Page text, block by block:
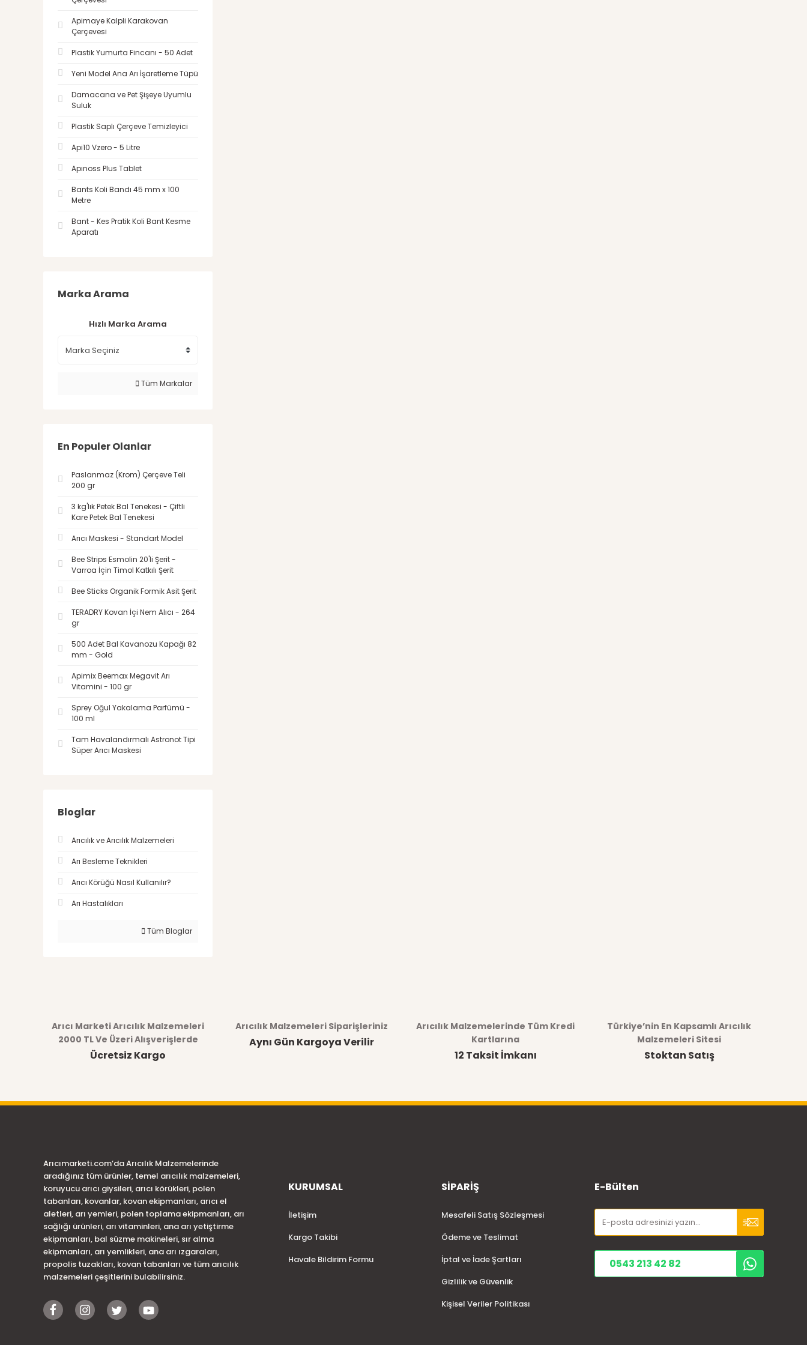
Apimaye Kalpli Karakovan
Çerçevesi
Plastik Yumurta Fincanı - 50 Adet
Yeni Model Ana Arı İşaretleme Tüpü
Damacana ve Pet Şişeye Uyumlu
Suluk
Plastik Saplı Çerçeve Temizleyici
Api10 Vzero - 5 Litre
Apınoss Plus Tablet
Bants Koli Bandı 45 mm x 100
Metre
Bant - Kes Pratik Koli Bant Kesme
Aparatı
Marka Arama
Hızlı Marka Arama
Tüm Markalar
En Populer Olanlar
Paslanmaz (Krom) Çerçeve Teli
200 gr
3 kg'lık Petek Bal Tenekesi - Çiftli
Kare Petek Bal Tenekesi
Arıcı Maskesi - Standart Model
Bee Strips Esmolin 20'li Şerit -
Varroa İçin Timol Katkılı Şerit
Bee Sticks Organik Formik Asit Şerit
TERADRY Kovan İçi Nem Alıcı - 264
gr
500 Adet Bal Kavanozu Kapağı 82
mm - Gold
Apimix Beemax Megavit Arı
Vitamini - 100 gr
Sprey Oğul Yakalama Parfümü -
100 ml
Tam Havalandırmalı Astronot Tipi
Süper Arıcı Maskesi
Bloglar
Arıcılık ve Arıcılık Malzemeleri
Arı Besleme Teknikleri
Arıcı Körüğü Nasıl Kullanılır?
Arı Hastalıkları
Tüm Bloglar
Arıcı Marketi Arıcılık Malzemeleri
2000 TL Ve Üzeri Alışverişlerde
Ücretsiz Kargo
Arıcılık Malzemeleri Siparişleriniz
Aynı Gün Kargoya Verilir
Arıcılık Malzemelerinde Tüm Kredi
Kartlarına
12 Taksit İmkanı
Türkiye’nin En Kapsamlı Arıcılık
Malzemeleri Sitesi
Stoktan Satış
Arıcımarketi.com’da Arıcılık Malzemelerinde
aradığınız tüm ürünler, temel arıcılık malzemeleri,
koruyucu arıcı giysileri, arıcı körükleri, polen
tabanları, kovanlar, kovan ekipmanları, arıcı el
aletleri, arı yemleri, polen toplama ekipmanları, arı
sağlığı ürünleri, arı vitaminleri, ana arı yetiştirme
ekipmanları, bal süzme makineleri, sır alma
ekipmanları, arı yemlikleri, ana arı ızgaraları,
propolis tuzakları, kovan tabanları ve tüm arıcılık
malzemeleri çeşitlerini bulabilirsiniz.
KURUMSAL
İletişim
Kargo Takibi
Havale Bildirim Formu
SİPARİŞ
Mesafeli Satış Sözleşmesi
Ödeme ve Teslimat
İptal ve İade Şartları
Gizlilik ve Güvenlik
Kişisel Veriler Politikası
E-Bülten
0543 213 42 82